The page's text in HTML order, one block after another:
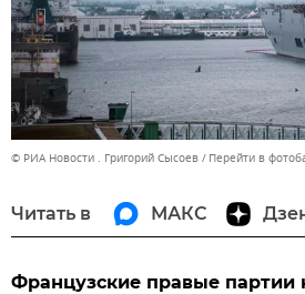
© РИА Новости . Григорий Сысоев Перейти в
Читать в МАКС
Французские правые партии